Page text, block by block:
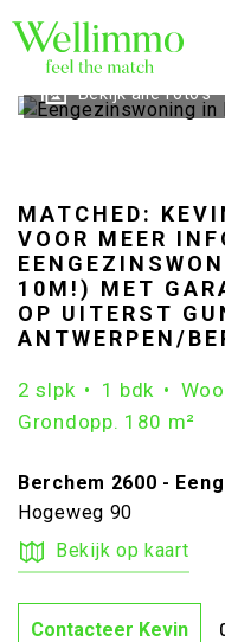
Bekijk alle foto's
MATCHED:
VOOR MEER
10M!) MET
OP UITERST
ANTWERPEN/
2 slpk 1 bdk
Grondopp. 180 m²
Berchem 2600 -
Hogeweg 90
Bekijk op kaart
Contacteer Kevin